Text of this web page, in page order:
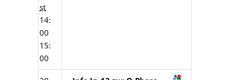
st
14:
00
15:
00